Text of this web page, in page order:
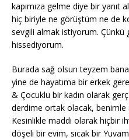
kapımıza gelme diye bir yanıt
hiç biriyle ne görüştüm ne de
sevgili almak istiyorum. Çünkü
hissediyorum.
Burada sağ olsun teyzem
yine de hayatıma bir erkek
& Çocuklu bir kadın olarak
derdime ortak olacak, benimle
Kesinlikle maddi olarak hiçbir
döşeli bir evim, sıcak bir